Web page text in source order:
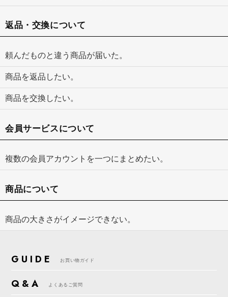
返品・交換について
頼んだものと違う商品が届いた。
商品を返品したい。
商品を交換したい。
会員サービスについて
複数の会員アカウントを一つにまとめたい。
商品について
商品の大きさがイメージできない。
GUIDE お買い物ガイド
Q&A よくあるご質問